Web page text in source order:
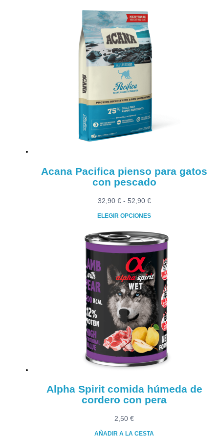
Acana Pacifica pienso para gatos
con pescado
32,90 € - 52,90 €Rango
desde
32,90 €
hasta
52,90 €
ELEGIR OPCIONES
Este
producto
tiene
múltiples
variantes.
Las
opciones
se
pueden
elegir
en
la
página
de
Alpha Spirit comida húmeda de
cordero con pera
2,50 €
AÑADIR A LA CESTA